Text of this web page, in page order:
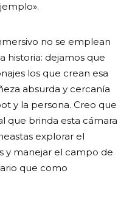
no se emplean
historia: dejamos que
los que crean esa
absurda y cercanía
y la persona. Creo que
que brinda esta cámara
explorar el
y manejar el campo de
que como